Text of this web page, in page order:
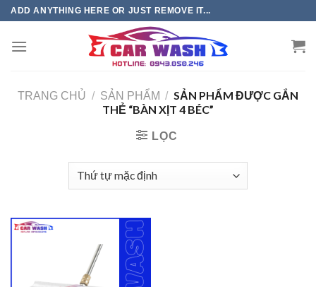
Chuyển
phần
ADD ANYTHING HERE OR JUST REMOVE IT...
TRANG CHỦ / SẢN PHẨM / SẢN PHẨM ĐƯỢC GẮN
THẺ “BÀN XỊT 4 BÉC”
LỌC